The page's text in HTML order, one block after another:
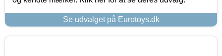
Se udvalget på Eurotoys.dk